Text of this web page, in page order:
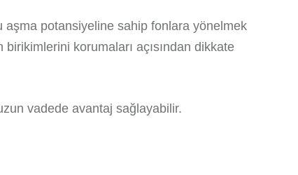
aşma potansiyeline sahip fonlara yönelmek
birikimlerini korumaları açısından dikkate
vadede avantaj sağlayabilir.